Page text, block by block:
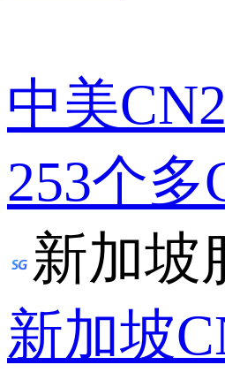
中美
253个多
新加坡
新加坡